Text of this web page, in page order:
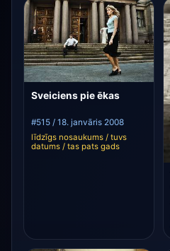
Sveiciens pie ēkas
#515 / 18. janvāris 2008
līdzīgs nosaukums / tuvs
datums / tas pats gads